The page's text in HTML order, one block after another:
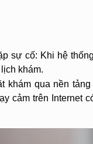
sự cố: Khi hệ
khám.
khám qua nền
cảm trên Internet